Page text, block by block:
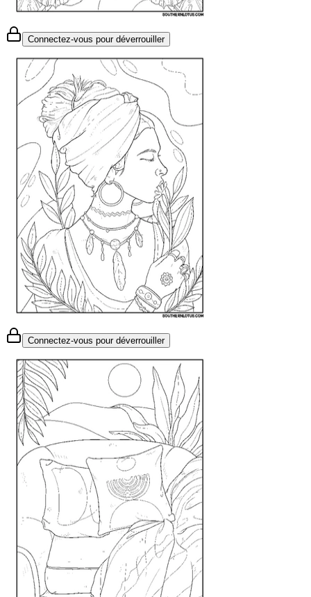
Connectez-vous pour déverrouiller
Connectez-vous pour déverrouiller